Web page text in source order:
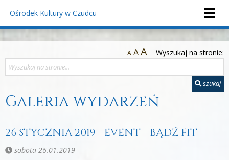
Ośrodek Kultury w Czudcu
A AA Wyszukaj na stronie:
szukaj
Galeria wydarzeń
26 STYCZNIA 2019 - EVENT - BĄDŹ FIT
sobota 26.01.2019